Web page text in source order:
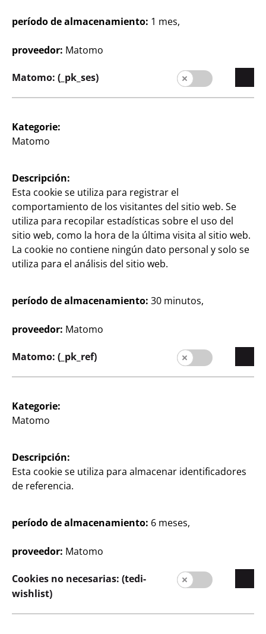
Empresa
Carrera profesional
Sostenibilidad
Clientes
Información al cliente
Buscador de filiales
Facturas
España / Castellano
Sistema electrónico de denuncias
período de almacenamiento: 1 mes,
proveedor: Matomo
Matomo: (_pk_ses)
Kategorie:
Matomo
Descripción:
Esta cookie se utiliza para registrar el
comportamiento de los visitantes del sitio web. Se
utiliza para recopilar estadísticas sobre el uso del
sitio web, como la hora de la última visita al sitio web.
La cookie no contiene ningún dato personal y solo se
utiliza para el análisis del sitio web.
período de almacenamiento: 30 minutos,
proveedor: Matomo
Matomo: (_pk_ref)
Kategorie:
Matomo
Descripción:
Esta cookie se utiliza para almacenar identificadores
de referencia.
período de almacenamiento: 6 meses,
proveedor: Matomo
Cookies no necesarias: (tedi-
wishlist)